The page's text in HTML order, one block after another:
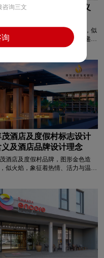
“竹舟酒店” 作为致力于提供自
、惬意住宿体验的酒店品牌的定位与
茂精选酒店标志设计含义
茂精选酒店品牌，‌‌‌几何柱状造型，似
建筑群或精心排列的物件，传递出
、精致与精选的感觉，寓意着“尊
精选”在品牌或产品选择上的精心与
，体现出对品质与秩序的追求。蓝
调给人清新、专业、时尚的感觉，
“精选” 所需要的品质感与时尚
体现出 “尊茂精选” 在品牌形象方
对清新、专业与时尚的追求；灰色字
显得简洁、稳重，增强了品牌的质感
靠性，
茂酒店及度假村标志设计
义及酒店品牌设计理念
酒店及度假村品牌，‌‌‌图形金色造
似火焰，象征着热情、活力与温
艺术化呈现，传递出自然、生机与
的感觉，寓意着品牌希望为客人营
贴近自然、充满生机且精致的住宿与
环境。金色象征着奢华、高端与品
体现出品牌在酒店及度假村服务方
高端品质与奢华体验的追求；黑色
显得专业、稳重，增强了品牌的权
与可靠性，传递出 “尊茂酒店及度
咨询三文